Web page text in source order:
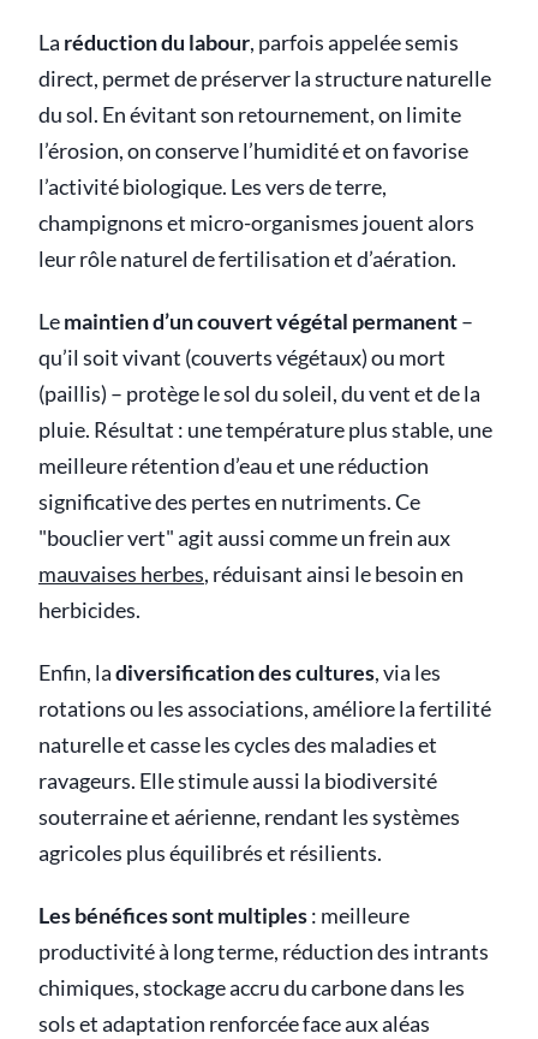
La réduction du labour, parfois appelée semis
direct, permet de préserver la structure naturelle
du sol. En évitant son retournement, on limite
l’érosion, on conserve l’humidité et on favorise
l’activité biologique. Les vers de terre,
champignons et micro-organismes jouent alors
leur rôle naturel de fertilisation et d’aération.
Lemaintien d’un couvert végétal permanent–
qu’il soit vivant (couverts végétaux) ou mort
(paillis) – protège le sol du soleil, du vent et de la
pluie. Résultat : une température plus stable, une
meilleure rétention d’eau et une réduction
significative des pertes en nutriments. Ce
"bouclier vert" agit aussi comme un frein aux
mauvaises herbes, réduisant ainsi le besoin en
herbicides.
Enfin, ladiversification des cultures, via les
rotations ou les associations, améliore la fertilité
naturelle et casse les cycles des maladies et
ravageurs. Elle stimule aussi la biodiversité
souterraine et aérienne, rendant les systèmes
agricoles plus équilibrés et résilients.
Les bénéfices sont multiples: meilleure
productivité à long terme, réduction des intrants
chimiques, stockage accru du carbone dans les
sols et adaptation renforcée face aux aléas